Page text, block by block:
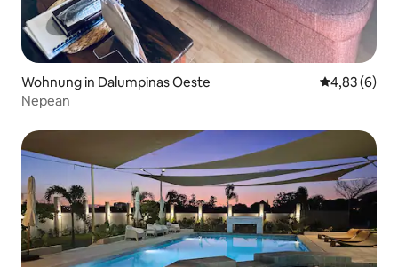
Wohnung in Dalumpinas Oeste
4,83 (6)
Nepean